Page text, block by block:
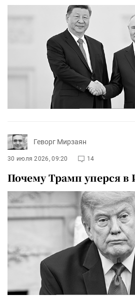
Геворг Мирзаян
30 июля 2026, 09:20 14
Почему Трамп уперся в